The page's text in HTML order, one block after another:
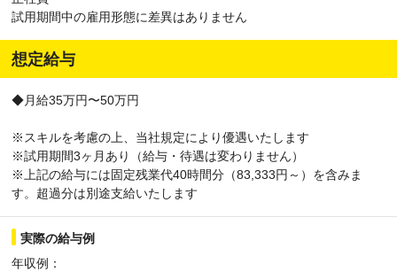
試用期間中の雇用形態に差異はありません
想定給与
◆月給35万円〜50万円
※スキルを考慮の上、当社規定により優遇いたします
※試用期間3ヶ月あり（給与・待遇は変わりません）
※上記の給与には固定残業代40時間分（83,333円～）を含みま
す。超過分は別途支給いたします
実際の給与例
年収例：